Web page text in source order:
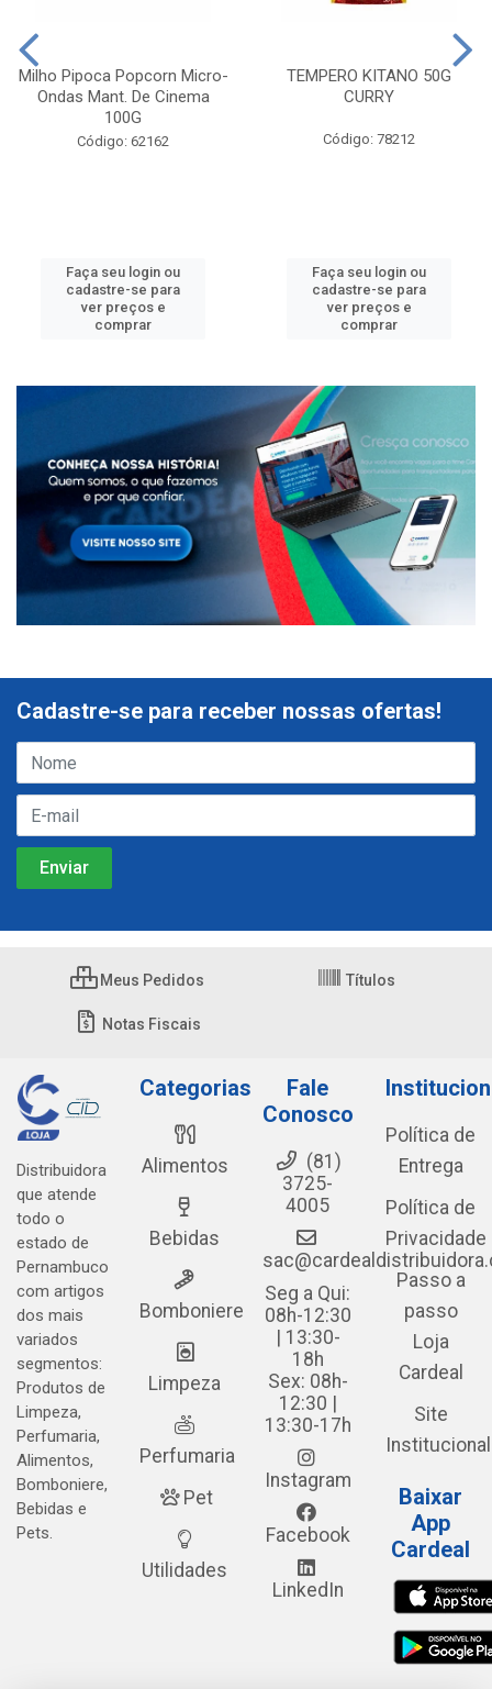
Milho Pipoca Popcorn Micro-
Ondas Mant. De Cinema
100G
Código: 62162
Faça seu login ou
cadastre-se para
ver preços e
comprar
TEMPERO KITANO 50G
CURRY
Código: 78212
Faça seu login ou
cadastre-se para
ver preços e
comprar
Cadastre-se para receber nossas ofertas!
Meus Pedidos Títulos
Notas Fiscais
Distribuidora
que atende
todo o
estado de
Pernambuco
com artigos
dos mais
variados
segmentos:
Produtos de
Limpeza,
Perfumaria,
Alimentos,
Bomboniere,
Bebidas e
Pets.
Categorias
Alimentos
Bebidas
Bomboniere
Limpeza
Perfumaria
Pet
Utilidades
Fale
Conosco
(81)
3725-
4005
Seg a Qui:
08h-12:30
| 13:30-
18h
Sex: 08h-
12:30 |
13:30-17h
Instagram
Facebook
LinkedIn
Política de
Entrega
Política de
Privacidade
Passo a
passo
Loja
Cardeal
Site
Institucional
Baixar
App
Cardeal